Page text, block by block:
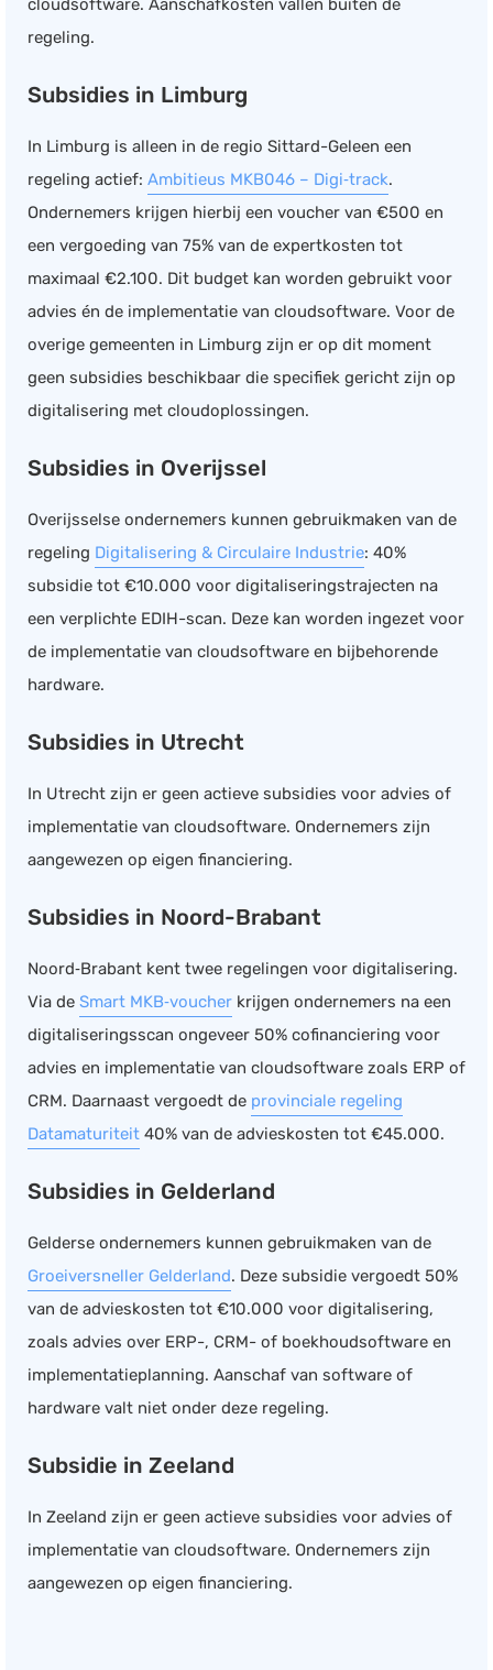
cloudsoftware. Aanschafkosten vallen buiten de
regeling.
Subsidies in Limburg
In Limburg is alleen in de regio Sittard-Geleen een
regeling actief: Ambitieus MKB046 – Digi‑track.
Ondernemers krijgen hierbij een voucher van €500 en
een vergoeding van 75% van de expertkosten tot
maximaal €2.100. Dit budget kan worden gebruikt voor
advies én de implementatie van cloudsoftware. Voor de
overige gemeenten in Limburg zijn er op dit moment
geen subsidies beschikbaar die specifiek gericht zijn op
digitalisering met cloudoplossingen.
Subsidies in Overijssel
Overijsselse ondernemers kunnen gebruikmaken van de
regeling Digitalisering & Circulaire Industrie: 40%
subsidie tot €10.000 voor digitaliseringstrajecten na
een verplichte EDIH-scan. Deze kan worden ingezet voor
de implementatie van cloudsoftware en bijbehorende
hardware.
Subsidies in Utrecht
In Utrecht zijn er geen actieve subsidies voor advies of
implementatie van cloudsoftware. Ondernemers zijn
aangewezen op eigen financiering.
Subsidies in Noord-Brabant
Noord‑Brabant kent twee regelingen voor digitalisering.
Via de Smart MKB‑voucher krijgen ondernemers na een
digitaliseringsscan ongeveer 50% cofinanciering voor
advies en implementatie van cloudsoftware zoals ERP of
CRM. Daarnaast vergoedt de provinciale regeling
Datamaturiteit 40% van de advieskosten tot €45.000.
Subsidies in Gelderland
Gelderse ondernemers kunnen gebruikmaken van de
Groeiversneller Gelderland. Deze subsidie vergoedt 50%
van de advieskosten tot €10.000 voor digitalisering,
zoals advies over ERP-, CRM- of boekhoudsoftware en
implementatieplanning. Aanschaf van software of
hardware valt niet onder deze regeling.
Subsidie in Zeeland
In Zeeland zijn er geen actieve subsidies voor advies of
implementatie van cloudsoftware. Ondernemers zijn
aangewezen op eigen financiering.